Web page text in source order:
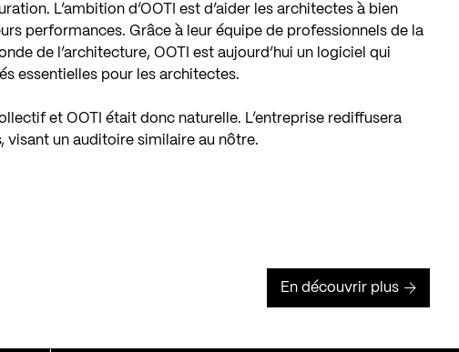
L’ambition d’OOTI est d’aider les architectes à bien
performances. Grâce à leur équipe de professionnels de la
de l’architecture, OOTI est aujourd’hui un logiciel qui
essentielles pour les architectes.
et OOTI était donc naturelle. L’entreprise rediffusera
visant un auditoire similaire au nôtre.
En découvrir plus